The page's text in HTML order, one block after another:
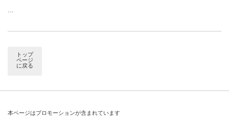
…
トップ
ページ
に戻る
本ページはプロモーションが含まれています